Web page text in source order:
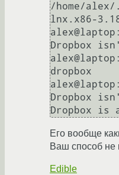
/home/
lnx.x86-
Dropbox
dropbox
Dropbox
Его вообще
Ваш способ не
Edible